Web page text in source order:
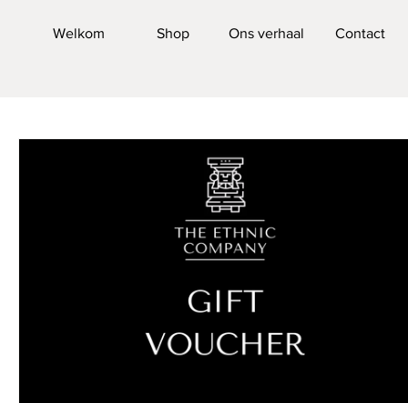
Welkom Shop Ons verhaal Contact